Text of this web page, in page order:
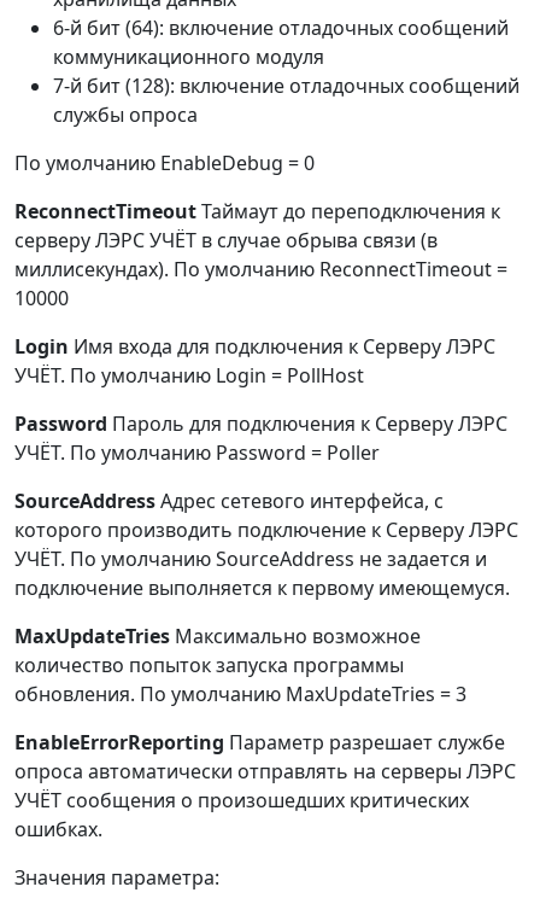
6-й бит (64): включение отладочных сообщений
коммуникационного модуля
7-й бит (128): включение отладочных сообщений
службы опроса
По умолчанию EnableDebug = 0
ReconnectTimeoutТаймаут до переподключения к
серверу ЛЭРС УЧЁТ в случае обрыва связи (в
миллисекундах). По умолчанию ReconnectTimeout =
10000
Login Имя входа для подключения к Серверу ЛЭРС
УЧЁТ. По умолчанию Login = PollHost
Password Пароль для подключения к Серверу ЛЭРС
УЧЁТ. По умолчанию Password = Poller
SourceAddressАдрес сетевого интерфейса, с
которого производить подключение к Серверу ЛЭРС
УЧЁТ. По умолчанию SourceAddress не задается и
подключение выполняется к первому имеющемуся.
MaxUpdateTries Максимально возможное
количество попыток запуска программы
обновления. По умолчанию MaxUpdateTries = 3
EnableErrorReporting Параметр разрешает службе
опроса автоматически отправлять на серверы ЛЭРС
УЧЁТ сообщения о произошедших критических
ошибках.
Значения параметра: